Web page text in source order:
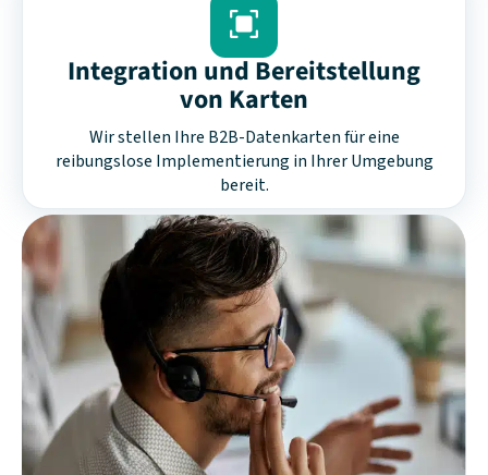
Integration und Bereitstellung
von Karten
Wir stellen Ihre B2B-Datenkarten für eine
reibungslose Implementierung in Ihrer Umgebung
bereit.